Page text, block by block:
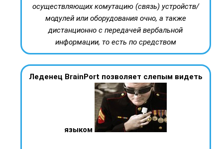
осуществляющих комутацию (связь) устройств/
модулей или оборудования очно, а также
дистанционно с передачей вербальной
информации, то есть по средством
Леденец BrainPort позволяет слепым видеть
языком